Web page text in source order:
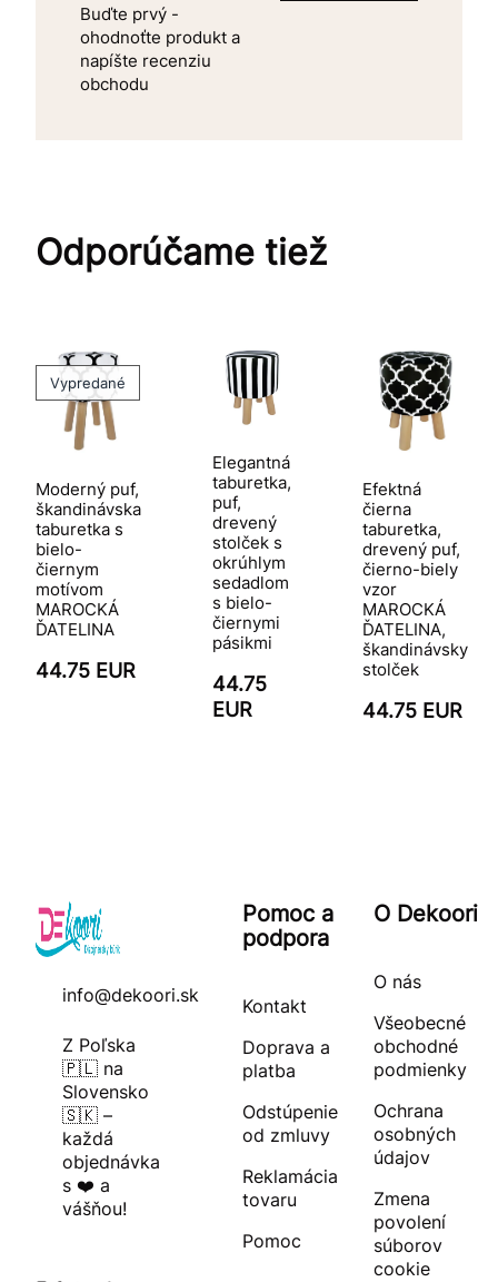
Buďte prvý -
ohodnoťte produkt a
napíšte recenziu
obchodu
Odporúčame tiež
Vypredané
Moderný puf,
škandinávska
taburetka s
bielo-
čiernym
motívom
MAROCKÁ
ĎATELINA
44.75 EUR
Elegantná
taburetka,
puf,
drevený
stolček s
okrúhlym
sedadlom
s bielo-
čiernymi
pásikmi
44.75
EUR
Efektná
čierna
taburetka,
drevený puf,
čierno-biely
vzor
MAROCKÁ
ĎATELINA,
škandinávsky
stolček
44.75 EUR
info@dekoori.sk
Z Poľska
🇵🇱 na
Slovensko
🇸🇰 –
každá
objednávka
s ❤️ a
vášňou!
Pomoc a
podpora
Kontakt
Doprava a
platba
Odstúpenie
od zmluvy
Reklamácia
tovaru
Pomoc
O Dekoori
O nás
Všeobecné
obchodné
podmienky
Ochrana
osobných
údajov
Zmena
povolení
súborov
cookie